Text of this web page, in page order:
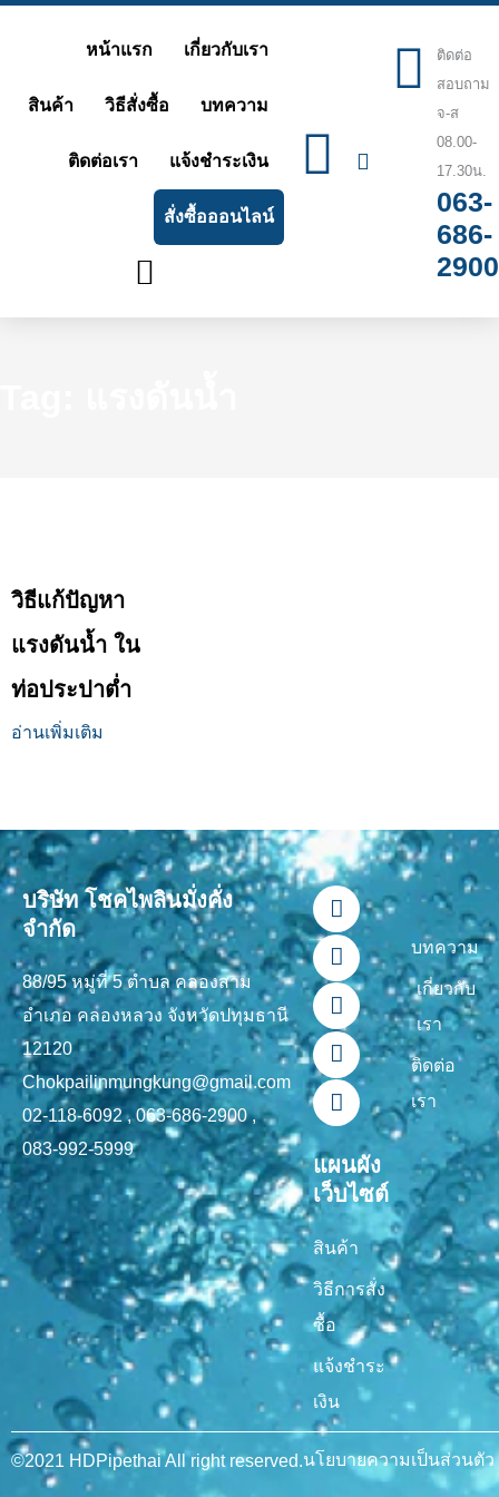
content
หน้าแรก เกี่ยวกับเรา
สินค้า วิธีสั่งซื้อ บทความ
ติดต่อเรา แจ้งชำระเงิน
สั่งซื้อออนไลน์
ติดต่อ
สอบถาม
จ-ส
08.00-
17.30น.
063-
686-
2900
วิธีแก้ปัญหา
แรงดันน้ำ ใน
ท่อประปาต่ำ
อ่านเพิ่มเติม
บริษัท โชคไพลินมั่งคั่ง
จำกัด
88/95 หมู่ที่ 5 ตำบล คลองสาม
อำเภอ คลองหลวง จังหวัดปทุมธานี
12120
Chokpailinmungkung@gmail.com
02-118-6092 , 063-686-2900 ,
083-992-5999
F
a
c
e
b
o
o
k
-
f
L
i
n
e
Y
o
u
t
u
b
e
T
i
k
t
o
k
I
n
s
t
a
g
r
a
m
แผนผัง
เว็บไซต์
สินค้า
วิธีการสั่ง
ซื้อ
แจ้งชำระ
เงิน
บทความ
เกี่ยวกับ
เรา
ติดต่อ
เรา
©2021 HDPipethai All right reserved.นโยบายความเป็นส่วนตัว